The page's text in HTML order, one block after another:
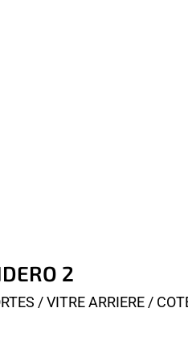
2
/ VITRE ARRIERE /